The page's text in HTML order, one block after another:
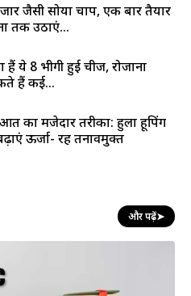
जैसी सोया चाप, एक बार तैयार
तक उठाएं...
ये 8 भीगी हुई चीजें, रोजाना
हैं कई...
का मजेदार तरीका: हुला हूपिंग
ऊर्जा- रहें तनावमुक्त
और पढ़ें➤